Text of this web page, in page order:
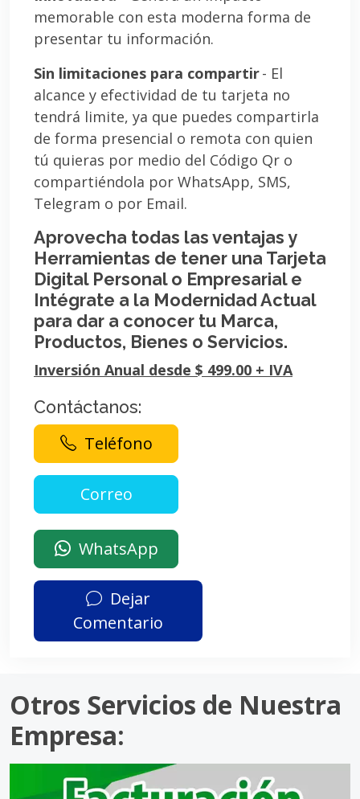
memorable con esta moderna forma de
presentar tu información.
Sin limitaciones para compartir- El
alcance y efectividad de tu tarjeta no
tendrá limite, ya que puedes compartirla
de forma presencial o remota con quien
tú quieras por medio del Código Qr o
compartiéndola por WhatsApp, SMS,
Telegram o por Email.
Aprovecha todas las ventajas y
Herramientas de tener una Tarjeta
Digital Personal o Empresarial e
Intégrate a la Modernidad Actual
para dar a conocer tu Marca,
Productos, Bienes o Servicios.
Inversión Anual desde $ 499.00 + IVA
Contáctanos:
Teléfono
WhatsApp
Dejar
Comentario
Otros Servicios de Nuestra
Empresa: